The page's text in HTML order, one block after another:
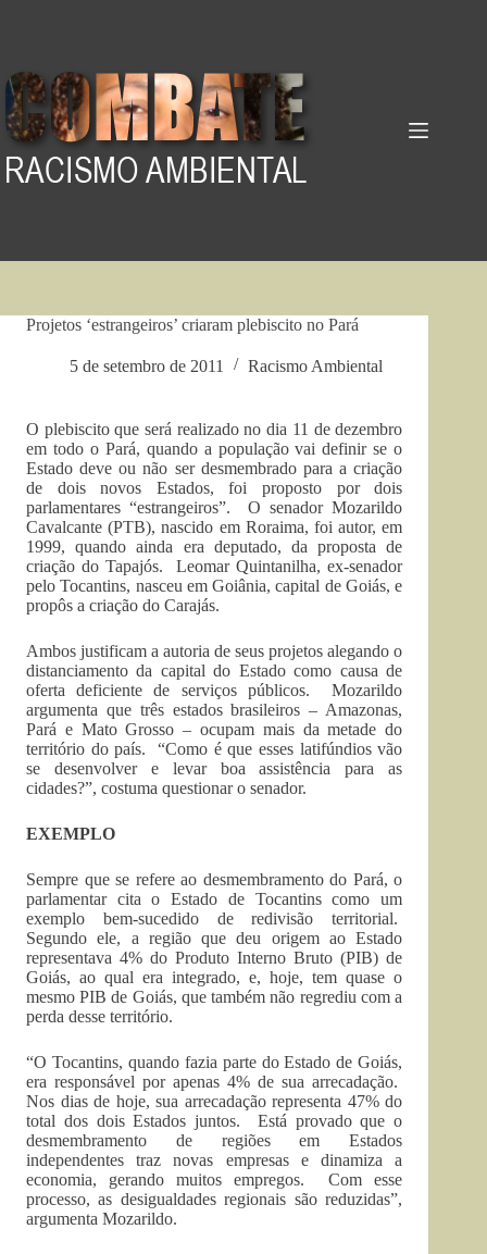
Projetos ‘estrangeiros’ criaram plebiscito no Pará
5 de setembro de 2011 Racismo Ambiental
O plebiscito que será realizado no dia 11 de dezembro
em todo o Pará, quando a população vai definir se o
Estado deve ou não ser desmembrado para a criação
de dois novos Estados, foi proposto por dois
parlamentares “estrangeiros”. O senador Mozarildo
Cavalcante (PTB), nascido em Roraima, foi autor, em
1999, quando ainda era deputado, da proposta de
criação do Tapajós. Leomar Quintanilha, ex-senador
pelo Tocantins, nasceu em Goiânia, capital de Goiás, e
propôs a criação do Carajás.
Ambos justificam a autoria de seus projetos alegando o
distanciamento da capital do Estado como causa de
oferta deficiente de serviços públicos. Mozarildo
argumenta que três estados brasileiros – Amazonas,
Pará e Mato Grosso – ocupam mais da metade do
território do país. “Como é que esses latifúndios vão
se desenvolver e levar boa assistência para as
cidades?”, costuma questionar o senador.
EXEMPLO
Sempre que se refere ao desmembramento do Pará, o
parlamentar cita o Estado de Tocantins como um
exemplo bem-sucedido de redivisão territorial.
Segundo ele, a região que deu origem ao Estado
representava 4% do Produto Interno Bruto (PIB) de
Goiás, ao qual era integrado, e, hoje, tem quase o
mesmo PIB de Goiás, que também não regrediu com a
perda desse território.
“O Tocantins, quando fazia parte do Estado de Goiás,
era responsável por apenas 4% de sua arrecadação.
Nos dias de hoje, sua arrecadação representa 47% do
total dos dois Estados juntos. Está provado que o
desmembramento de regiões em Estados
independentes traz novas empresas e dinamiza a
economia, gerando muitos empregos. Com esse
processo, as desigualdades regionais são reduzidas”,
argumenta Mozarildo.